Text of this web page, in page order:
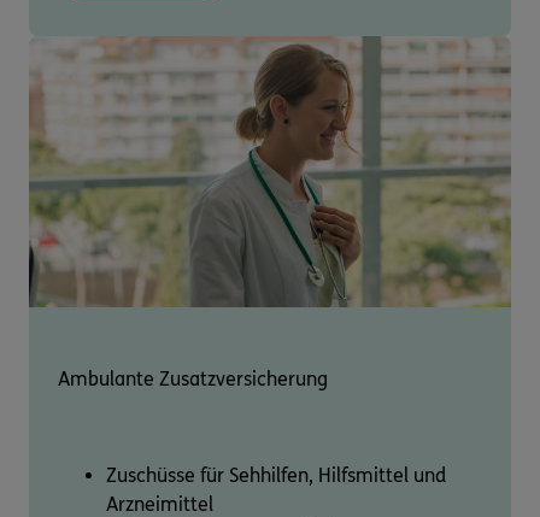
Ambulante Zusatzversicherung
Zuschüsse für Sehhilfen, Hilfsmittel und
Arzneimittel